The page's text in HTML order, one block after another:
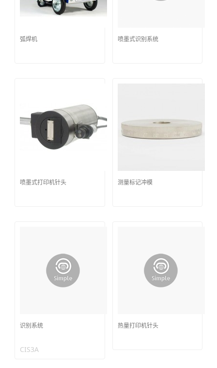
弧焊机 喷墨式识别系统
喷墨式打印机针头 测量标记冲模
识别系统
CIS3A
热量打印机针头